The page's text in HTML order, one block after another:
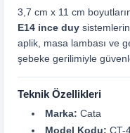
3,7 cm x 11 cm
E14 ince duy
aplik, masa lambası ve
şebeke gerilimiyle
Teknik Özellikleri
Marka: Cata
Model Kodu: CT-